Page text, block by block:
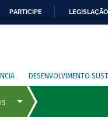
PARTICIPE LEGISLAÇÃO
DESENVOLVIMENTO